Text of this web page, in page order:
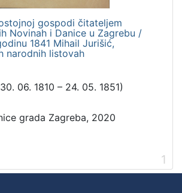
gospodi čitateljem
Novinah i Danice u Zagrebu /
1841 Mihail Jurišić,
narodnih listovah
06. 1810 – 24. 05. 1851)
grada Zagreba, 2020
1